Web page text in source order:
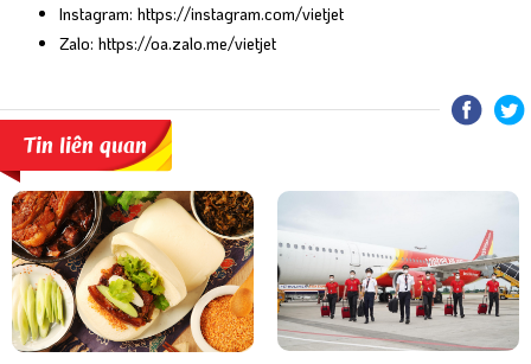
Instagram: https://instagram.com/vietjet
Zalo: https://oa.zalo.me/vietjet
Tin liên quan